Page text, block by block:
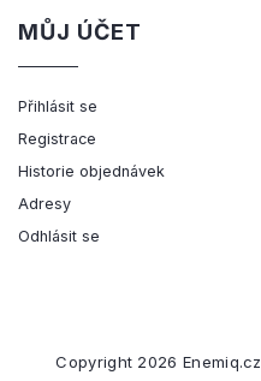
MŮJ ÚČET
Přihlásit se
Registrace
Historie objednávek
Adresy
Odhlásit se
Copyright 2026 Enemiq.cz